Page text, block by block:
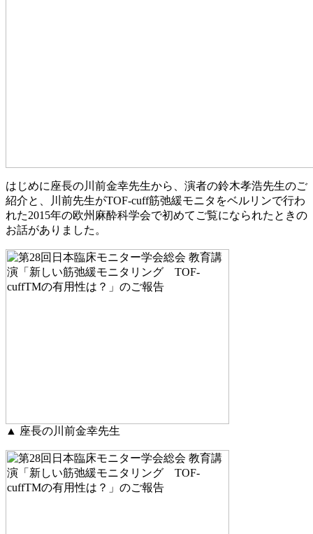
はじめに座長の川前金幸先生から、演者の鈴木孝浩先生のご
紹介と、川前先生がTOF-cuff筋弛緩モニタをベルリンで行わ
れた2015年の欧州麻酔科学会で初めてご覧になられたときの
お話がありました。
▲ 座長の川前金幸先生